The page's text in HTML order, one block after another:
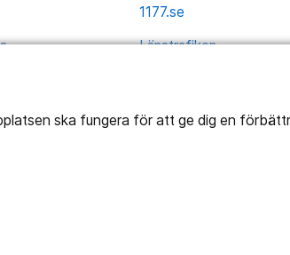
ska fungera för att ge dig en
1177.se
Länstrafiken
Utveckling